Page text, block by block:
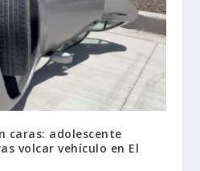
caras: adolescente
volcar vehículo en El